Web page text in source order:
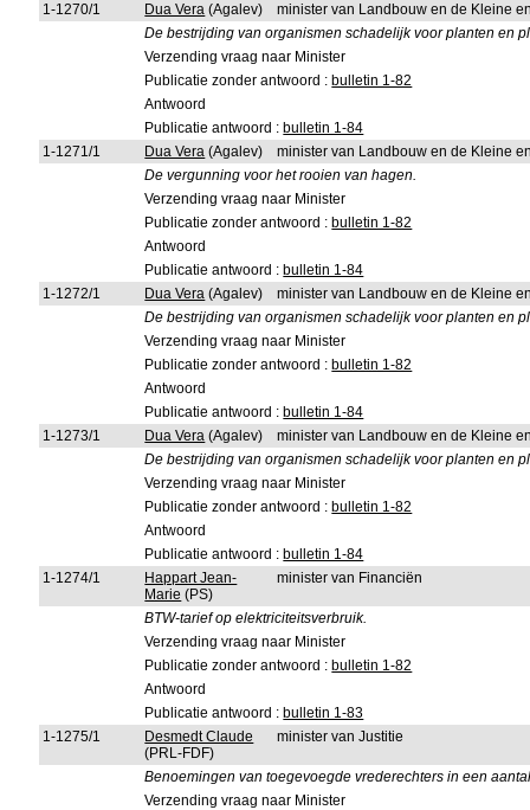
1-1270/1
Dua Vera (Agalev)
minister van Landbouw en de Kleine
De bestrijding van organismen schadelijk voor planten en
Verzending vraag naar Minister
Publicatie zonder antwoord : bulletin 1-82
Antwoord
Publicatie antwoord : bulletin 1-84
1-1271/1
Dua Vera (Agalev)
minister van Landbouw en de Kleine
De vergunning voor het rooien van hagen.
Verzending vraag naar Minister
Publicatie zonder antwoord : bulletin 1-82
Antwoord
Publicatie antwoord : bulletin 1-84
1-1272/1
Dua Vera (Agalev)
minister van Landbouw en de Kleine
De bestrijding van organismen schadelijk voor planten en
Verzending vraag naar Minister
Publicatie zonder antwoord : bulletin 1-82
Antwoord
Publicatie antwoord : bulletin 1-84
1-1273/1
Dua Vera (Agalev)
minister van Landbouw en de Kleine
De bestrijding van organismen schadelijk voor planten en
Verzending vraag naar Minister
Publicatie zonder antwoord : bulletin 1-82
Antwoord
Publicatie antwoord : bulletin 1-84
1-1274/1
Happart Jean-
Marie (PS)
minister van Financiën
BTW-tarief op elektriciteitsverbruik.
Verzending vraag naar Minister
Publicatie zonder antwoord : bulletin 1-82
Antwoord
Publicatie antwoord : bulletin 1-83
1-1275/1
Desmedt Claude
(PRL-FDF)
minister van Justitie
Benoemingen van toegevoegde vrederechters in een
Verzending vraag naar Minister